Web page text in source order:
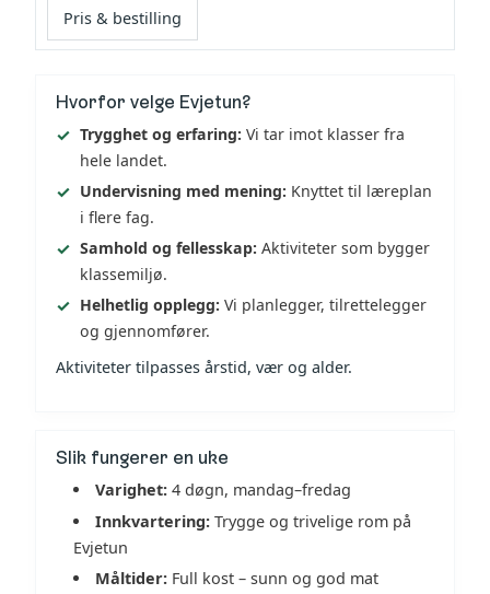
Pris & bestilling
Hvorfor velge Evjetun?
Trygghet og erfaring: Vi tar imot klasser fra
hele landet.
Undervisning med mening: Knyttet til læreplan
i flere fag.
Samhold og fellesskap: Aktiviteter som bygger
klassemiljø.
Helhetlig opplegg: Vi planlegger, tilrettelegger
og gjennomfører.
Aktiviteter tilpasses årstid, vær og alder.
Slik fungerer en uke
Varighet: 4 døgn, mandag–fredag
Innkvartering: Trygge og trivelige rom på
Evjetun
Måltider: Full kost – sunn og god mat